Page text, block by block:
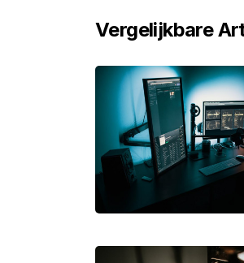
Vergelijkbare